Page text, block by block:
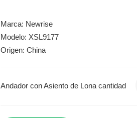
Marca: Newrise
Modelo: XSL9177
Origen: China
Andador con Asiento de Lona cantidad